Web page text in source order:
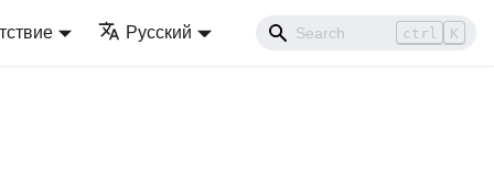
Русский ctrl K